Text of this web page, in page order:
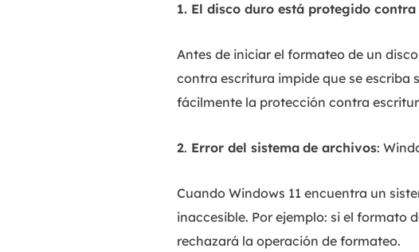
1. El disco duro está protegido
Antes de iniciar el formateo de un
contra escritura impide que se escriba
fácilmente la protección contra
2. Error del sistema de archivos:
Cuando Windows 11 encuentra un
inaccesible. Por ejemplo: si el formato
rechazará la operación de formateo.